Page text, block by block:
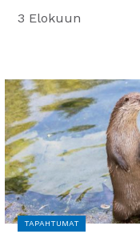
3 Elokuun
TAPAHTUMAT